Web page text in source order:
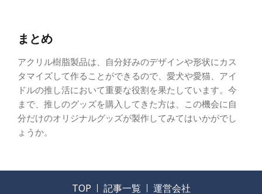
まとめ
アクリル樹脂製品は、自分好みのデザインや形状にカス
タマイズして作ることができるので、愛犬や愛猫、アイ
ドルの推し活において重要な役割を果たしています。今
まで、推しのグッズを購入してきた方は、この機会に自
分だけのオリジナルグッズが製作してみてはいかがでし
ょうか。
TOP 記事一覧 運営会社